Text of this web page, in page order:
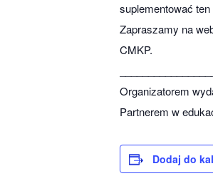
suplementować
Zapraszamy na
CMKP.
Organizatorem
Partnerem w
Dodaj do